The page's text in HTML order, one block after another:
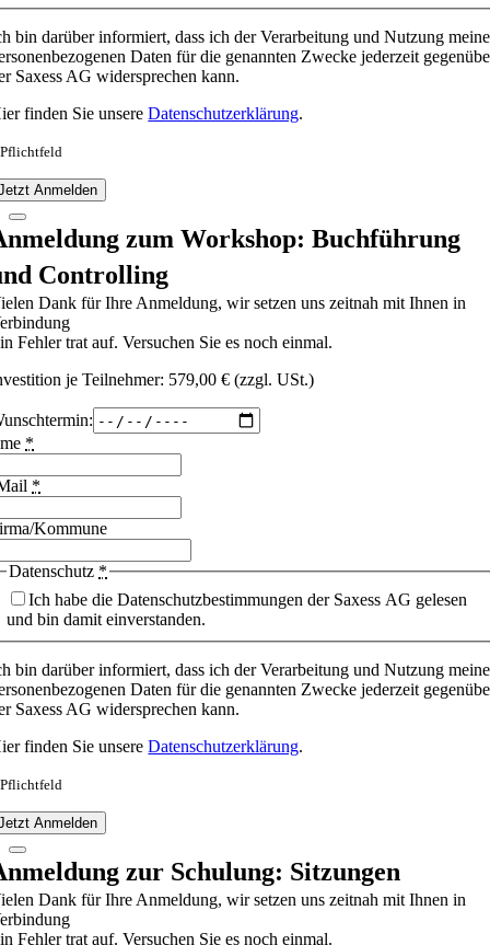
bin darüber informiert, dass ich der Verarbeitung und Nutzung
Daten für die genannten Zwecke jederzeit
Saxess AG widersprechen kann.
finden Sie unsereDatenschutzerklärung.
Anmelden
zum Workshop: Buchführung
Controlling
Dank für Ihre Anmeldung, wir setzen uns zeitnah mit Ihnen in
Fehler trat auf. Versuchen Sie es noch einmal.
je Teilnehmer: 579,00 € (zzgl. USt.)
*
*
Kommune
Datenschutz *
Ich habe die Datenschutzbestimmungen der Saxess AG gelesen
und bin damit einverstanden.
bin darüber informiert, dass ich der Verarbeitung und Nutzung
Daten für die genannten Zwecke jederzeit
Saxess AG widersprechen kann.
finden Sie unsereDatenschutzerklärung.
Anmelden
zur Schulung: Sitzungen
Dank für Ihre Anmeldung, wir setzen uns zeitnah mit Ihnen in
Fehler trat auf. Versuchen Sie es noch einmal.